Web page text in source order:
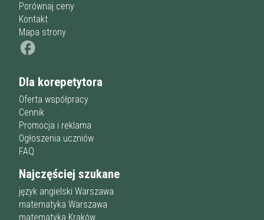
Porównaj ceny
Kontakt
Mapa strony
Dla korepetytora
Oferta współpracy
Cennik
Promocja i reklama
Ogłoszenia uczniów
FAQ
Najczęściej szukane
język angielski Warszawa
matematyka Warszawa
matematyka Kraków